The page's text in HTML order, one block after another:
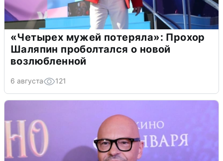
«Четырех мужей потеряла»: Прохор
Шаляпин проболтался о новой
возлюбленной
6 августа 121